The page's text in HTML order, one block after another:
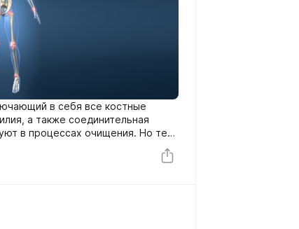
в себя все костные
а также соединительная
в процессах очищения. Но тем
за своим здоровьем, как он